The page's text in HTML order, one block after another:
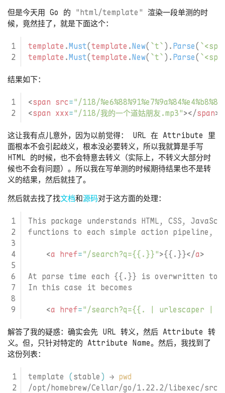
但是今天用 Go 的 "html/template" 渲染一段单测的时
候，竟然挂了，就是下面这个：
template .Must(template .New( `t` ). Parse(
template .Must(template .New( `t` ). Parse(
结果如下：
<span src="/118/
<span xxx="/118/我的一个道姑朋友.mp3"></span>
这让我有点儿意外，因为以前觉得： URL 在 Attribute 里
面根本不会引起歧义，根本没必要转义，所以我就算是手写
HTML 的时候，也不会特意去转义（实际上，不转义大部分时
候也不会有问题）。所以我在写单测的时候期待结果也不是转
义的结果，然后就挂了。
然后就去找了找文档和源码对于这方面的处理：
<a href="/search?q={{.}}">{{.}}</a>
<a href="/search?q={{. | urlescaper |
解答了我的疑惑：确实会先 URL 转义，然后 Attribute 转
义。但，只针对特定的 Attribute Name。然后，我找到了
这份列表：
template (stable ) → pwd